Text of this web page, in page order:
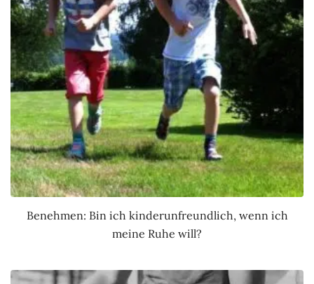
Benehmen: Bin ich kinderunfreundlich, wenn ich
meine Ruhe will?